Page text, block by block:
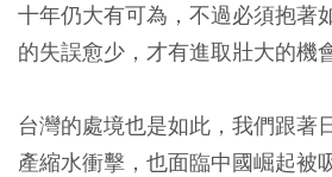
十年仍大有可為，不過必須抱著
的失誤愈少，才有進取壯大的機會
台灣的處境也是如此，我們跟著
產縮水衝擊，也面臨中國崛起被